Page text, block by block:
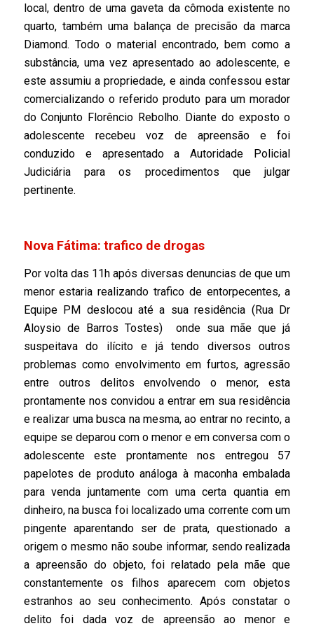
local, dentro de uma gaveta da cômoda existente no
quarto, também uma balança de precisão da marca
Diamond. Todo o material encontrado, bem como a
substância, uma vez apresentado ao adolescente, e
este assumiu a propriedade, e ainda confessou estar
comercializando o referido produto para um morador
do Conjunto Florêncio Rebolho. Diante do exposto o
adolescente recebeu voz de apreensão e foi
conduzido e apresentado a Autoridade Policial
Judiciária para os procedimentos que julgar
pertinente.
Nova Fátima: trafico de drogas
Por volta das 11h após diversas denuncias de que um
menor estaria realizando trafico de entorpecentes, a
Equipe PM deslocou até a sua residência (Rua Dr
Aloysio de Barros Tostes) onde sua mãe que já
suspeitava do ilícito e já tendo diversos outros
problemas como envolvimento em furtos, agressão
entre outros delitos envolvendo o menor, esta
prontamente nos convidou a entrar em sua residência
e realizar uma busca na mesma, ao entrar no recinto, a
equipe se deparou com o menor e em conversa com o
adolescente este prontamente nos entregou 57
papelotes de produto análoga à maconha embalada
para venda juntamente com uma certa quantia em
dinheiro, na busca foi localizado uma corrente com um
pingente aparentando ser de prata, questionado a
origem o mesmo não soube informar, sendo realizada
a apreensão do objeto, foi relatado pela mãe que
constantemente os filhos aparecem com objetos
estranhos ao seu conhecimento. Após constatar o
delito foi dada voz de apreensão ao menor e